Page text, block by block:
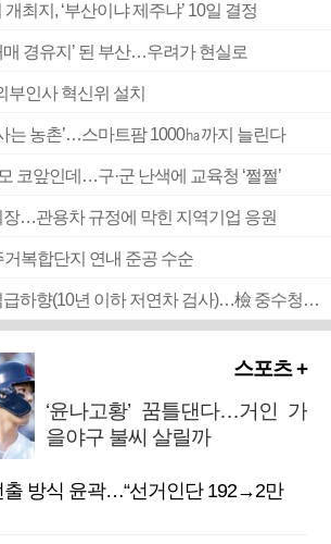
최지, ‘부산이냐 제주냐’ 10일 결정
매 경유지’ 된 부산…우려가 현실로
부인사 혁신위 설치
는 농촌’…스마트팜 1000㏊까지 늘린다
코앞인데…구·군 난색에 교육청 ‘쩔쩔’
장…관용차 규정에 막힌 지역기업 응원
거복합단지 연내 준공 수순
■ 검사 신분 버리고 직급하향(10년 이하 저연차 검사)…檢 중수청행 기피
스포츠 +
‘윤나고황’ 꿈틀댄다…거인 가
을야구 불씨 살릴까
출 방식 윤곽…“선거인단 192→2만